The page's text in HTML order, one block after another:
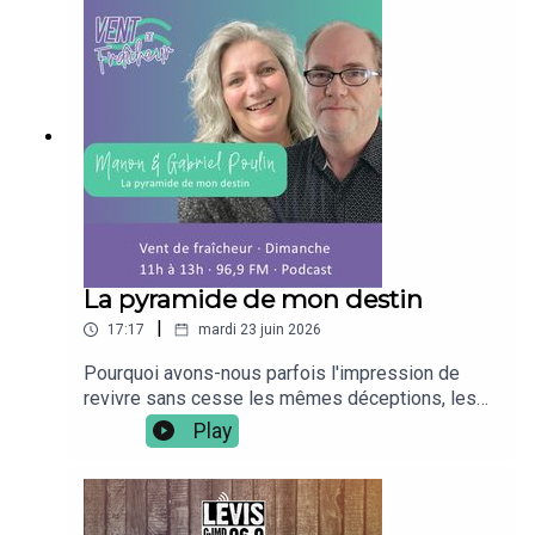
mapoufacehttps://www.facebook.com/ventdefrai
cheur969
La pyramide de mon destin
17:17 | mardi 23 juin 2026
Pourquoi avons-nous parfois l'impression de
revivre sans cesse les mêmes déceptions, les
mêmes conflits ou les mêmes blocages
(financiers, relations,...) ? Dans cet extrait radio
captivant, l'animatrice Manon Poulin s'entretient
avec Gabriel Poulin, auteur du livre Réalité ou
Illusion et père d'une impressionnante famille de
Play